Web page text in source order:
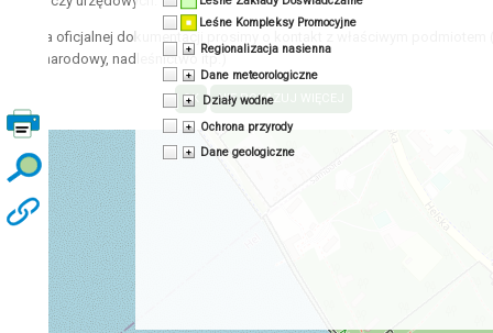
Leśne Kompleksy Promocyjne
Regionalizacja nasienna
Dane meteorologiczne
Działy wodne
Ochrona przyrody
Dane geologiczne
oficjalnej dokumentacji prosimy o kontakt z właściwym podmiotem
park narodowy, nadleśnictwo itp.)